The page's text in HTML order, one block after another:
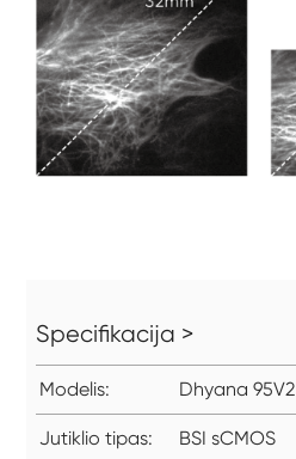
Specifikacija >
Modelis: Dhyana 95V2
Jutiklio tipas: BSI sCMOS